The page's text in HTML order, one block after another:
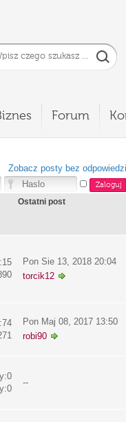
Forum
Zobacz posty bez odpowiedzi
Ostatni post
Pon Sie 13, 2018 20:04
torcik12
Pon Maj 08, 2017 13:50
robi90
--